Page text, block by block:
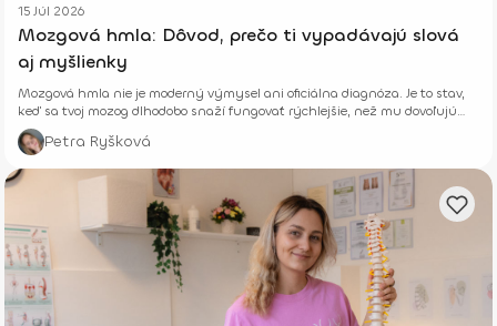
15 Júl 2026
Mozgová hmla: Dôvod, prečo ti vypadávajú slová
aj myšlienky
Mozgová hmla nie je moderný výmysel ani oficiálna diagnóza. Je to stav,
keď sa tvoj mozog dlhodobo snaží fungovať rýchlejšie, než mu dovoľujú
jeho biologické limity.
Petra Ryšková